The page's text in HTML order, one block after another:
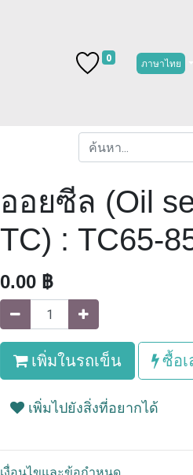
0 ภาษาไทย
ออยซีล (Oil
TC) : TC65-
0.00 ฿
เพิ่มในรถเข็น ซื้อเ
เพิ่มไปยังสิ่งที่อยากได้